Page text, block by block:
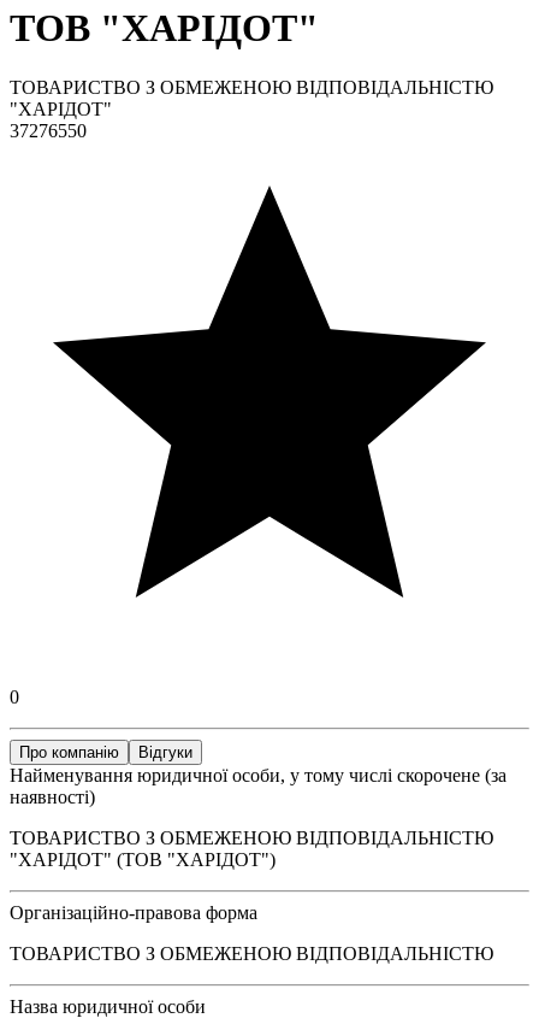
ТОВ "ХАРІДОТ"
ТОВАРИСТВО З ОБМЕЖЕНОЮ ВІДПОВІДАЛЬНІСТЮ
"ХАРІДОТ"
37276550
0
Про компанію Відгуки
Найменування юридичної особи, у тому числі скорочене (за
наявності)
ТОВАРИСТВО З ОБМЕЖЕНОЮ ВІДПОВІДАЛЬНІСТЮ
"ХАРІДОТ" (ТОВ "ХАРІДОТ")
Організаційно-правова форма
ТОВАРИСТВО З ОБМЕЖЕНОЮ ВІДПОВІДАЛЬНІСТЮ
Назва юридичної особи